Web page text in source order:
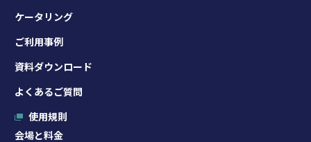
ケータリング
ご利用事例
資料ダウンロード
よくあるご質問
使用規則
会場と料金